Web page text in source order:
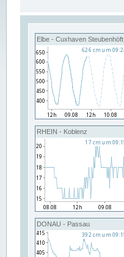
Elbe - Cuxhaven Steubenhöft
RHEIN - Koblenz
DONAU - Passau